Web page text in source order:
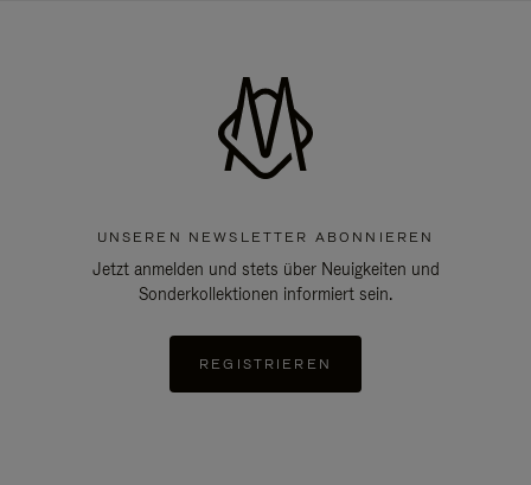
UNSEREN NEWSLETTER ABONNIEREN
Jetzt anmelden und stets über Neuigkeiten und
Sonderkollektionen informiert sein.
REGISTRIEREN